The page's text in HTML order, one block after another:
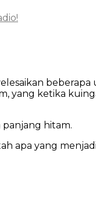
yang ketika
hitam.
apa yang